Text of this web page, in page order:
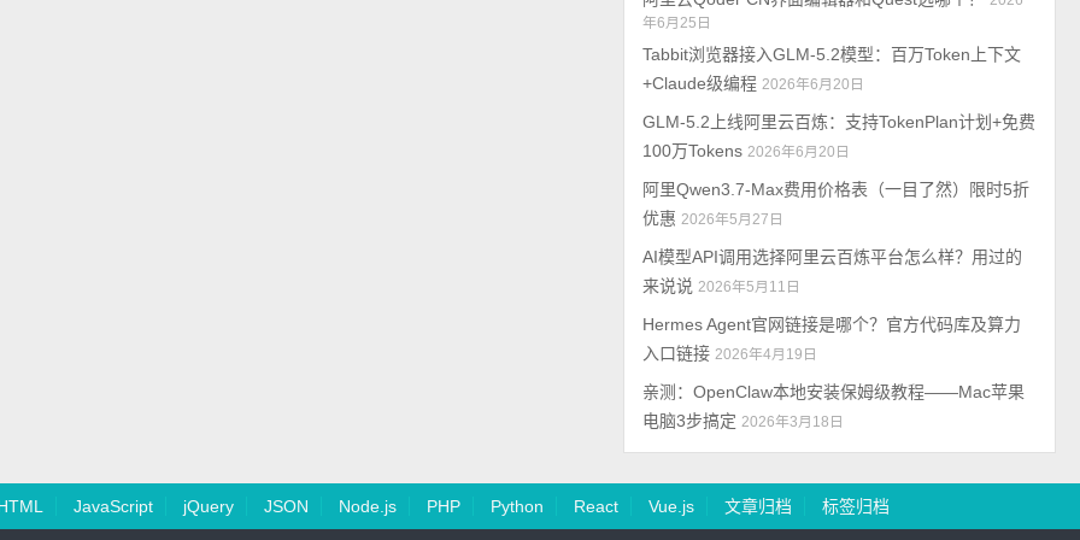
年6月25日
Tabbit浏览器接入GLM-5.2模型：百万Token上下文
+Claude级编程 2026年6月20日
GLM-5.2上线阿里云百炼：支持TokenPlan计划+免费
100万Tokens 2026年6月20日
阿里Qwen3.7-Max费用价格表（一目了然）限时5折
优惠 2026年5月27日
AI模型API调用选择阿里云百炼平台怎么样？用过的
来说说 2026年5月11日
Hermes Agent官网链接是哪个？官方代码库及算力
入口链接 2026年4月19日
亲测：OpenClaw本地安装保姆级教程——Mac苹果
电脑3步搞定 2026年3月18日
JavaScript jQuery JSON Node.js PHP Python React Vue.js 文章归档 标签归档